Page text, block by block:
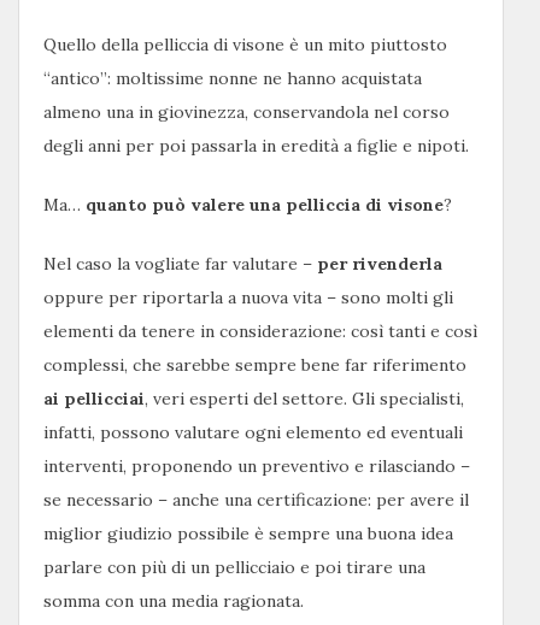
Quello della pelliccia di visone è un mito piuttosto
“antico”: moltissime nonne ne hanno acquistata
almeno una in giovinezza, conservandola nel corso
degli anni per poi passarla in eredità a figlie e nipoti.
Ma… quanto può valere una pelliccia di visone?
Nel caso la vogliate far valutare – per rivenderla
oppure per riportarla a nuova vita – sono molti gli
elementi da tenere in considerazione: così tanti e così
complessi, che sarebbe sempre bene far riferimento
ai pellicciai, veri esperti del settore. Gli specialisti,
infatti, possono valutare ogni elemento ed eventuali
interventi, proponendo un preventivo e rilasciando –
se necessario – anche una certificazione: per avere il
miglior giudizio possibile è sempre una buona idea
parlare con più di un pellicciaio e poi tirare una
somma con una media ragionata.